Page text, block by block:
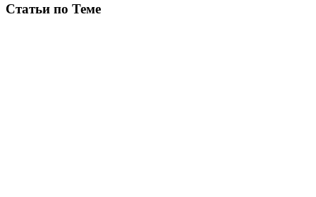
Статьи по Теме